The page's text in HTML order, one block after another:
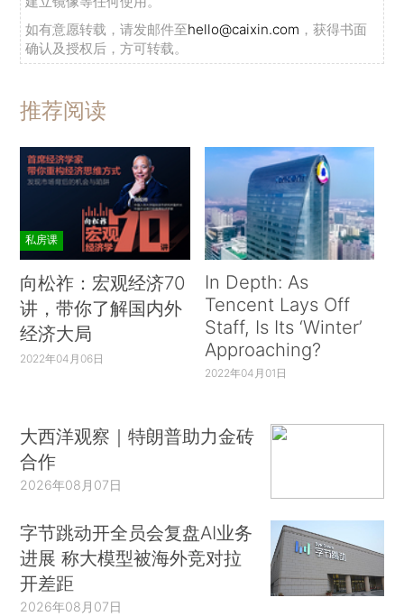
如有意愿转载，请发邮件至hello@caixin.com ，获得书面
确认及授权后，方可转载。
推荐阅读
私房课
向松祚：宏观经济70
讲，带你了解国内外
经济大局
2022年04月06日
In Depth: As
Tencent Lays Off
Staff, Is Its ‘Winter’
Approaching?
2022年04月01日
大西洋观察｜特朗普助力金砖
合作
2026年08月07日
字节跳动开全员会复盘AI业务
进展 称大模型被海外竞对拉
开差距
2026年08月07日